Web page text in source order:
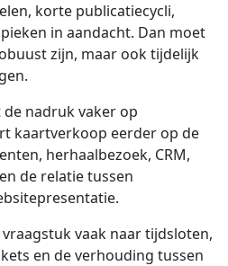
korte publicatiecycli,
in aandacht. Dan moet
zijn, maar ook tijdelijk
nadruk vaker op
kaartverkoop eerder op de
herhaalbezoek, CRM,
de relatie tussen
vaak naar tijdsloten,
en de verhouding tussen